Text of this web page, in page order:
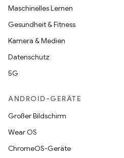
Maschinelles Lernen
Gesundheit & Fitness
Kamera & Medien
Datenschutz
5G
ANDROID-GERÄTE
Großer Bildschirm
Wear OS
ChromeOS-Geräte